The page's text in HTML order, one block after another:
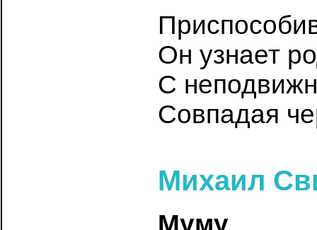
Он узнает
С
Совпадая
Михаил
Муму